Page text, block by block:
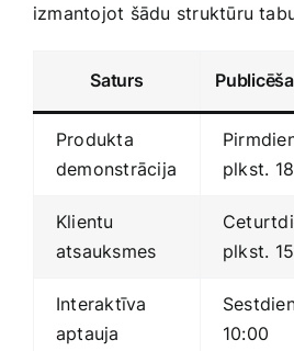
izmantojot šādu struktūru
Saturs
Produkta
demonstrācija
plkst.⁢
Klientu⁤
atsauksmes
plkst.
Interaktīva
aptauja
‌10:00